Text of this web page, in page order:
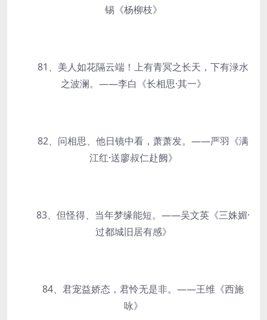
锡《杨柳枝》
81、美人如花隔云端！上有青冥之长天，下有渌水
之波澜。——李白《长相思·其一》
82、问相思、他日镜中看，萧萧发。——严羽《满
江红·送廖叔仁赴阙》
83、但怪得、当年梦缘能短。——吴文英《三姝媚·
过都城旧居有感》
84、君宠益娇态，君怜无是非。——王维《西施
咏》